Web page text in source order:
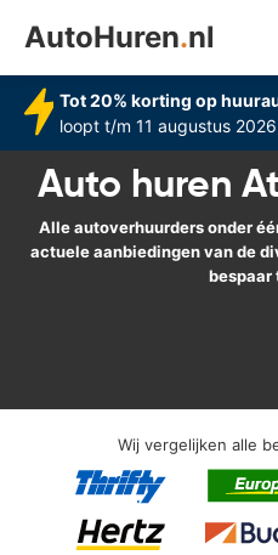
AutoHuren.nl
Tot 20% korting op
loopt t/m 11 augustus
Auto huren
Alle autoverhuurders onder
actuele aanbiedingen van de
bespaar
Wij vergelijken alle